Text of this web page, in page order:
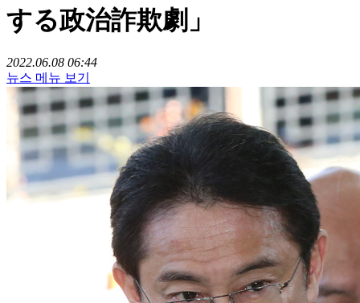
する政治詐欺劇」
2022.06.08 06:44
뉴스 메뉴 보기